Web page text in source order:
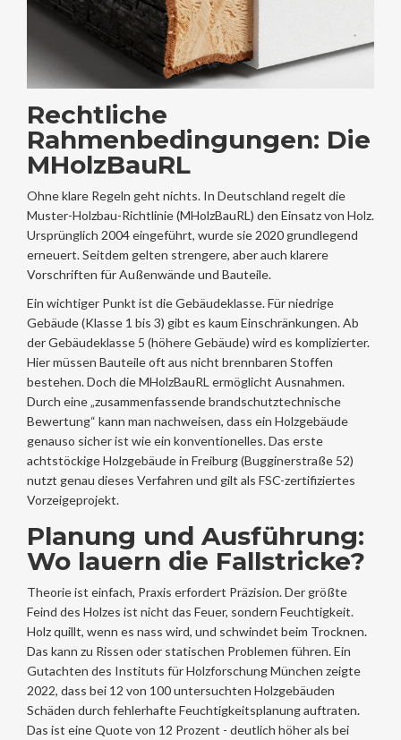
Rechtliche
Rahmenbedingungen: Die
MHolzBauRL
Ohne klare Regeln geht nichts. In Deutschland regelt die
Muster-Holzbau-Richtlinie (MHolzBauRL) den Einsatz von Holz.
Ursprünglich 2004 eingeführt, wurde sie 2020 grundlegend
erneuert. Seitdem gelten strengere, aber auch klarere
Vorschriften für Außenwände und Bauteile.
Ein wichtiger Punkt ist die Gebäudeklasse. Für niedrige
Gebäude (Klasse 1 bis 3) gibt es kaum Einschränkungen. Ab
der Gebäudeklasse 5 (höhere Gebäude) wird es komplizierter.
Hier müssen Bauteile oft aus nicht brennbaren Stoffen
bestehen. Doch die MHolzBauRL ermöglicht Ausnahmen.
Durch eine „zusammenfassende brandschutztechnische
Bewertung“ kann man nachweisen, dass ein Holzgebäude
genauso sicher ist wie ein konventionelles. Das erste
achtstöckige Holzgebäude in Freiburg (Bugginerstraße 52)
nutzt genau dieses Verfahren und gilt als FSC-zertifiziertes
Vorzeigeprojekt.
Planung und Ausführung:
Wo lauern die Fallstricke?
Theorie ist einfach, Praxis erfordert Präzision. Der größte
Feind des Holzes ist nicht das Feuer, sondern Feuchtigkeit.
Holz quillt, wenn es nass wird, und schwindet beim Trocknen.
Das kann zu Rissen oder statischen Problemen führen. Ein
Gutachten des Instituts für Holzforschung München zeigte
2022, dass bei 12 von 100 untersuchten Holzgebäuden
Schäden durch fehlerhafte Feuchtigkeitsplanung auftraten.
Das ist eine Quote von 12 Prozent - deutlich höher als bei